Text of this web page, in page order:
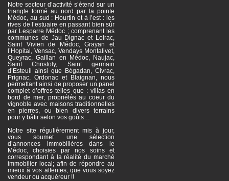
Notre secteur d’activité s’étend sur un
triangle formé au nord par la pointe
Médoc, au sud : Hourtin et à l’est : les
rives de l’estuaire en passant bien sûr
par Lesparre Médoc ; comprenant les
communes de Jau Dignac et Loirac,
Saint Vivien de Médoc, Grayan et
l’Hopital, Vensac, Vendays Montalivet,
Queyrac, Gaillan en Médoc, Naujac,
Saint Christoly, Saint germain
d’Esteuil ainsi que Bégadan, Civrac,
Prignac, Ordonac et Blaignan, nous
permettant ainsi de proposer un panel
complet d’offres telles que : villas en
bord de mer, propriétés au coeur du
vignoble avec maisons traditionnelles
en pierres, ou bien divers terrains
pour y bâtir selon vos goûts…
Notre site régulièrement mis à jour,
vous soumet une sélection
d’annonces immobilières dans le
Médoc, choisies par nos soins et
correspondant à la réalité du marché
immobilier local; afin de répondre au
mieux à vos attentes, que vous soyez
vendeur ou acquéreur !!